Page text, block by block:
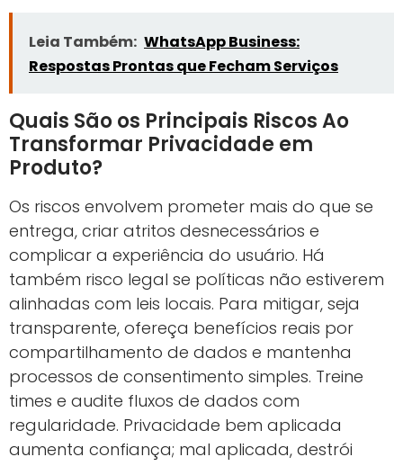
Leia Também: WhatsApp Business:
Respostas Prontas que Fecham Serviços
Quais São os Principais Riscos Ao
Transformar Privacidade em
Produto?
Os riscos envolvem prometer mais do que se
entrega, criar atritos desnecessários e
complicar a experiência do usuário. Há
também risco legal se políticas não estiverem
alinhadas com leis locais. Para mitigar, seja
transparente, ofereça benefícios reais por
compartilhamento de dados e mantenha
processos de consentimento simples. Treine
times e audite fluxos de dados com
regularidade. Privacidade bem aplicada
aumenta confiança; mal aplicada, destrói